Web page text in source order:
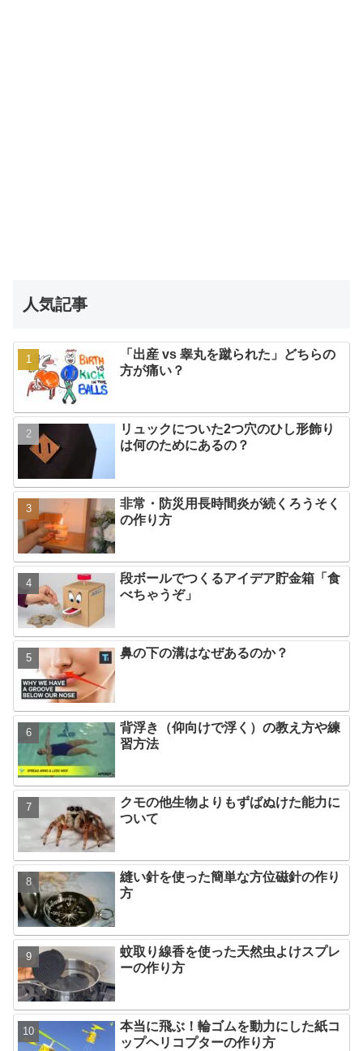
人気記事
「出産 vs 睾丸を蹴られた」どちらの
方が痛い？
リュックについた2つ穴のひし形飾り
は何のためにあるの？
非常・防災用長時間炎が続くろうそく
の作り方
段ボールでつくるアイデア貯金箱「食
べちゃうぞ」
鼻の下の溝はなぜあるのか？
背浮き（仰向けで浮く）の教え方や練
習方法
クモの他生物よりもずばぬけた能力に
ついて
縫い針を使った簡単な方位磁針の作り
方
蚊取り線香を使った天然虫よけスプレ
ーの作り方
本当に飛ぶ！輪ゴムを動力にした紙コ
ップヘリコプターの作り方